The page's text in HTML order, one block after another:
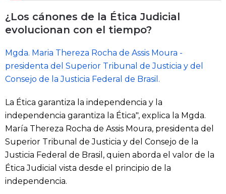
¿Los cánones de la Ética Judicial
evolucionan con el tiempo?
Mgda. Maria Thereza Rocha de Assis Moura -
presidenta del Superior Tribunal de Justicia y del
Consejo de la Justicia Federal de Brasil.
La Ética garantiza la independencia y la
independencia garantiza la Ética", explica la Mgda.
María Thereza Rocha de Assis Moura, presidenta del
Superior Tribunal de Justicia y del Consejo de la
Justicia Federal de Brasil, quien aborda el valor de la
Ética Judicial vista desde el principio de la
independencia.